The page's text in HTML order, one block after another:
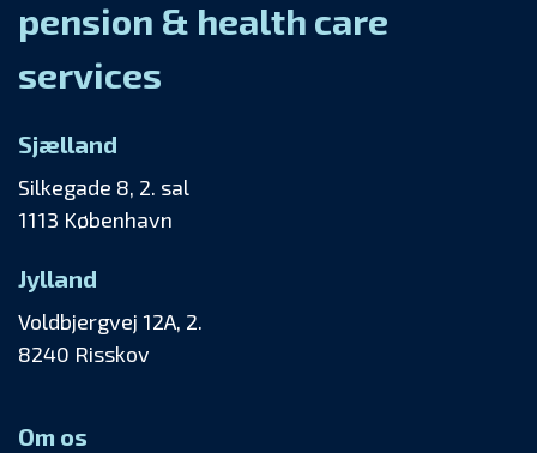
pension & health care
services
Sjælland
Silkegade 8, 2. sal
1113 København
Jylland
Voldbjergvej 12A, 2.
8240 Risskov
Om os